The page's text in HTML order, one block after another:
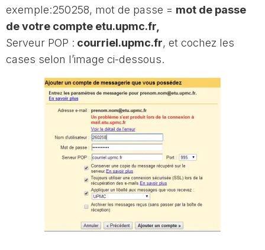
exemple:250258, mot de passe = mot de passe
de votre compte etu.upmc.fr,
Serveur POP : courriel.upmc.fr, et cochez les
cases selon l’image ci-dessous.